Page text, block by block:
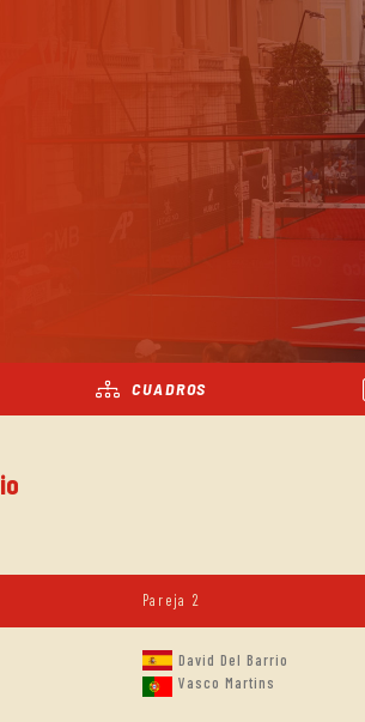
CUADROS
Pareja 2
David Del Barrio
Vasco Martins